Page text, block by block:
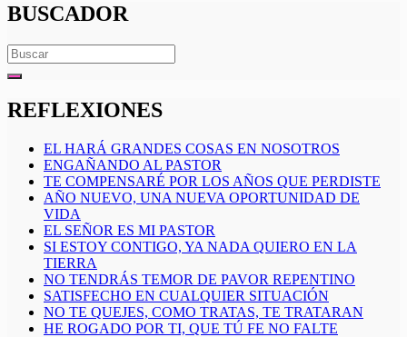
BUSCADOR
Search
for:
REFLEXIONES
EL HARÁ GRANDES COSAS EN NOSOTROS
ENGAÑANDO AL PASTOR
TE COMPENSARÉ POR LOS AÑOS QUE PERDISTE
AÑO NUEVO, UNA NUEVA OPORTUNIDAD DE
VIDA
EL SEÑOR ES MI PASTOR
SI ESTOY CONTIGO, YA NADA QUIERO EN LA
TIERRA
NO TENDRÁS TEMOR DE PAVOR REPENTINO
SATISFECHO EN CUALQUIER SITUACIÓN
NO TE QUEJES, COMO TRATAS, TE TRATARAN
HE ROGADO POR TI, QUE TÚ FE NO FALTE